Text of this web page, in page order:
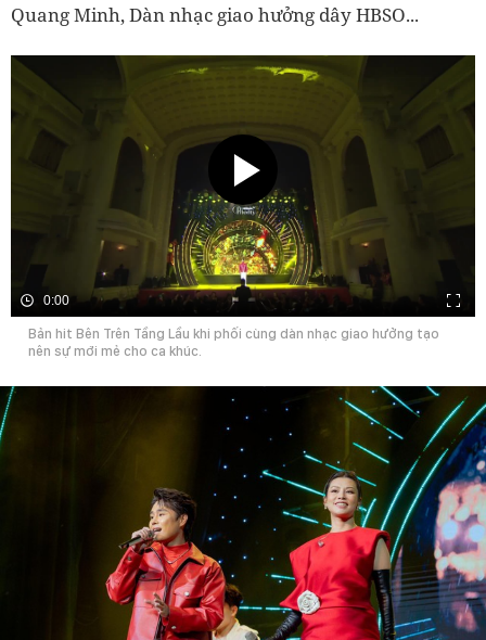
Quang Minh, Dàn nhạc giao hưởng dây HBSO...
0:00
Bản hit Bên Trên Tầng Lầu khi phối cùng dàn nhạc giao hưởng tạo
nên sự mới mẻ cho ca khúc.